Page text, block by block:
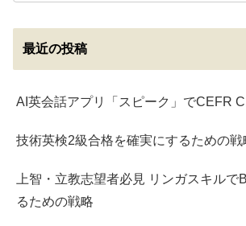
最近の投稿
AI英会話アプリ「スピーク」でCEFR
技術英検2級合格を確実にするための戦
上智・立教志望者必見 リンガスキルで
るための戦略